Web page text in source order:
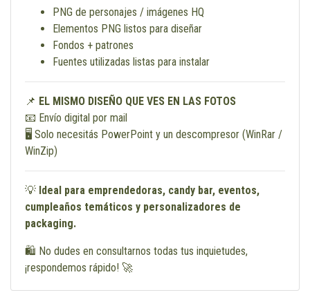
PNG de personajes / imágenes HQ
Elementos PNG listos para diseñar
Fondos + patrones
Fuentes utilizadas listas para instalar
📌 EL MISMO DISEÑO QUE VES EN LAS FOTOS
📧 Envío digital por mail
🖥 Solo necesitás PowerPoint y un descompresor (WinRar /
WinZip)
💡 Ideal para emprendedoras, candy bar, eventos,
cumpleaños temáticos y personalizadores de
packaging.
🛍 No dudes en consultarnos todas tus inquietudes,
¡respondemos rápido! 🚀